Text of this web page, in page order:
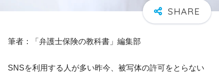
筆者：「弁護士保険の教科書」編集部
SNSを利用する人が多い昨今、被写体の許可をとらない